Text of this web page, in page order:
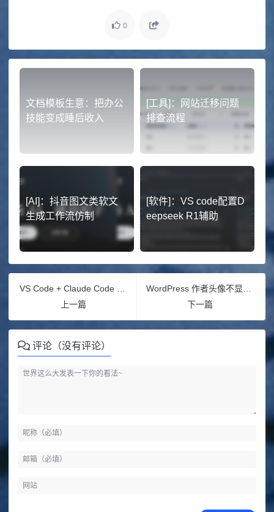
0
文档模板生意：把办公
技能变成睡后收入
[工具]：网站迁移问题
排查流程
[AI]：抖音图文类软文
生成工作流仿制
[软件]：VS code配置D
eepseek R1辅助
上一篇
下一篇
评论（没有评论）